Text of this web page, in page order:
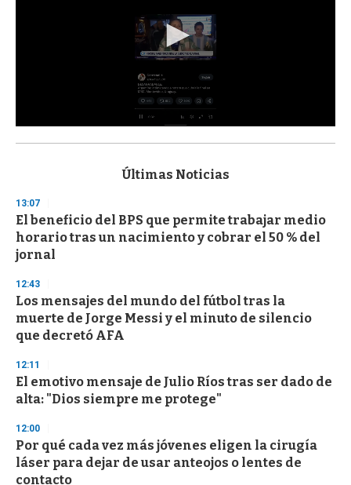
s
d
s
o
f
3
s
e
c
o
n
d
Últimas Noticias
13:07
El beneficio del BPS que permite trabajar medio
horario tras un nacimiento y cobrar el 50 % del
jornal
12:43
Los mensajes del mundo del fútbol tras la
muerte de Jorge Messi y el minuto de silencio
que decretó AFA
12:11
El emotivo mensaje de Julio Ríos tras ser dado de
alta: "Dios siempre me protege"
12:00
Por qué cada vez más jóvenes eligen la cirugía
láser para dejar de usar anteojos o lentes de
contacto